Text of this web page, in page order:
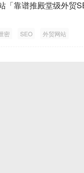
「靠谱推殿堂级外贸
密 SEO 外贸网站